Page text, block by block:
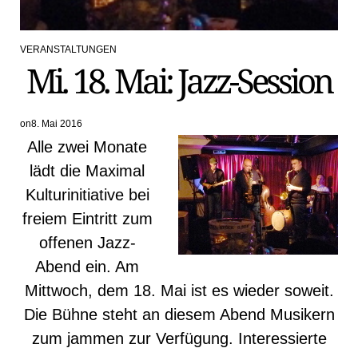
POSTED
IN
VERANSTALTUNGEN
Mi. 18. Mai: Jazz-Session
on8. Mai 2016
Alle zwei Monate
lädt die Maximal
Kulturinitiative bei
freiem Eintritt zum
offenen Jazz-
Abend ein. Am
Mittwoch, dem 18. Mai ist es wieder soweit.
Die Bühne steht an diesem Abend Musikern
zum jammen zur Verfügung. Interessierte